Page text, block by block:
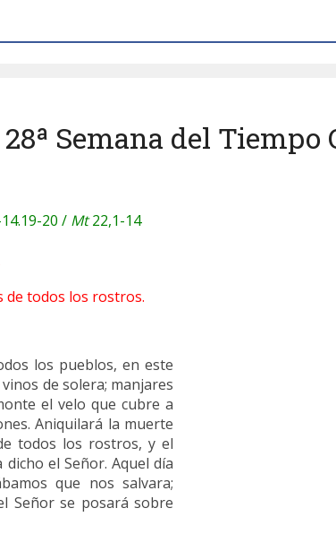
Semana del Tiempo
20 / Mt22,1-14
de todos los rostros.
los pueblos, en este
de solera; manjares
el velo que cubre a
Aniquilará la muerte
todos los rostros, y el
el Señor. Aquel día
que nos salvara;
Señor se posará sobre